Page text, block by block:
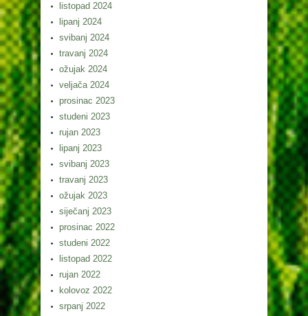
listopad 2024
lipanj 2024
svibanj 2024
travanj 2024
ožujak 2024
veljača 2024
prosinac 2023
studeni 2023
rujan 2023
lipanj 2023
svibanj 2023
travanj 2023
ožujak 2023
siječanj 2023
prosinac 2022
studeni 2022
listopad 2022
rujan 2022
kolovoz 2022
srpanj 2022